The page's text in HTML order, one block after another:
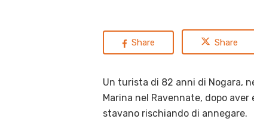
Share Share
Un turista di 82 anni di Nogara,
Marina nel Ravennate, dopo
stavano rischiando di annegare.